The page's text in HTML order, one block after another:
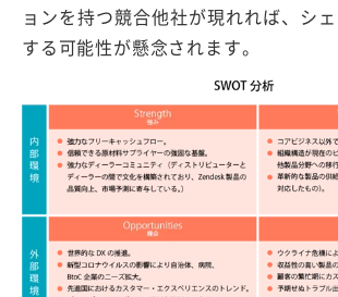
ョンを持つ競合他社が現れれば、シ
する可能性が懸念されます。